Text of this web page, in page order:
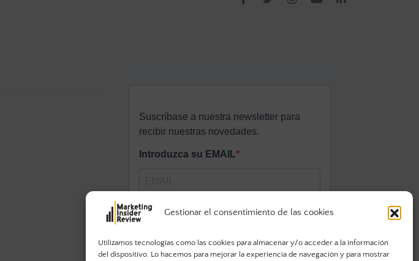
Gestionar el consentimiento de las cookies
Utilizamos tecnologías como las cookies para almacenar y/o acceder a la información
del dispositivo. Lo hacemos para mejorar la experiencia de navegación y para mostrar